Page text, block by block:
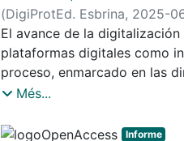
(DigiProtEd. Esbrina, 2025-
El avance de la
plataformas digitales como
proceso, enmarcado en las
sociedad digital
transformación afecta la
Més...
Informe